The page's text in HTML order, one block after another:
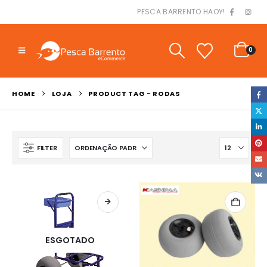
PESCA BARRENTO HAOY!
0
HOME LOJA PRODUCT TAG - RODAS
FILTER
ESGOTADO